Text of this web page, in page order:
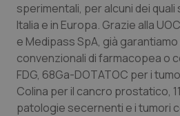
sperimentali, per alcuni dei quali
Italia e in Europa. Grazie alla
e Medipass SpA, già
convenzionali di farmacopea o
FDG, 68Ga-DOTATOC per i
Colina per il cancro prostatico,
patologie secernenti e i tumori